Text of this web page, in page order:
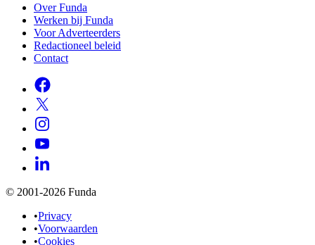
Over Funda
Werken bij Funda
Voor Adverteerders
Redactioneel beleid
Contact
© 2001-2026 Funda
•Privacy
•Voorwaarden
•Cookies